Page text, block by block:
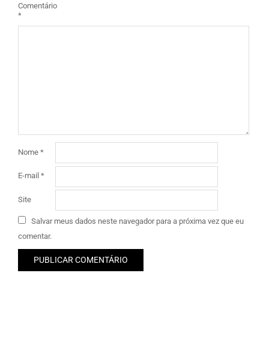
Comentário
*
Nome *
E-mail *
Site
Salvar meus dados neste navegador para a próxima vez que eu
comentar.